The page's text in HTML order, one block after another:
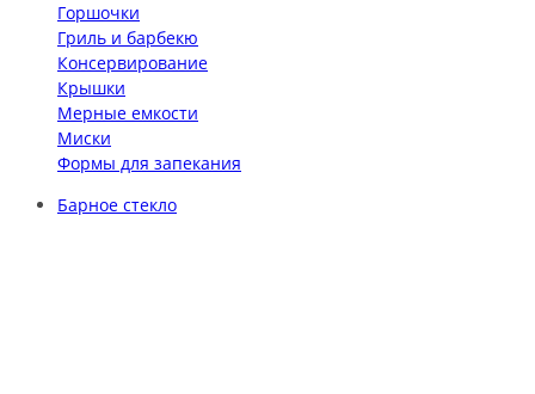
Горшочки
Гриль и барбекю
Консервирование
Крышки
Мерные емкости
Миски
Формы для запекания
Барное стекло